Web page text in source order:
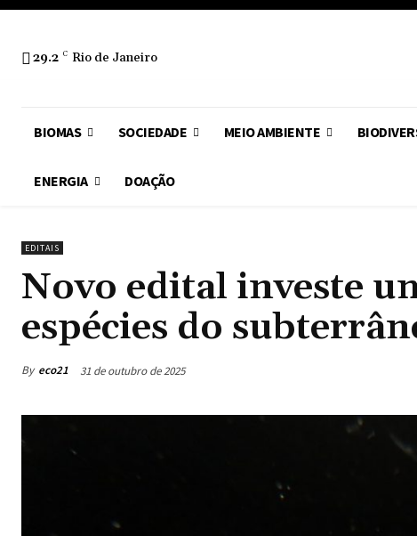
29.2 C Rio de Janeiro
BIOMAS SOCIEDADE MEIO AMBIENTE
ENERGIA DOAÇÃO
EDITAIS
Novo edital investe
espécies do
By eco21 31 de outubro de 2025